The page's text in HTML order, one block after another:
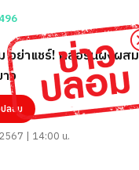
อย่าแชร์! คลอรีนผงผส
ว
ลอม
| 14:00 น.